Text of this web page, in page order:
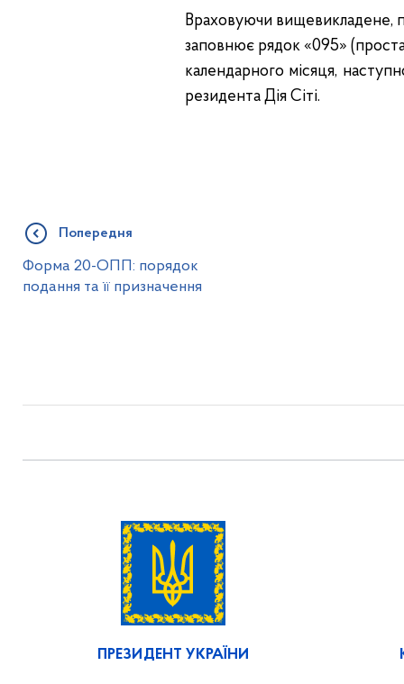
Враховуючи вищевикладене,
заповнює рядок «095»
календарного місяця,
резидента Дія Сіті.
Попередня
Форма 20-ОПП: порядок
подання та її призначення
ПРЕЗИДЕНТ УКРАЇНИ